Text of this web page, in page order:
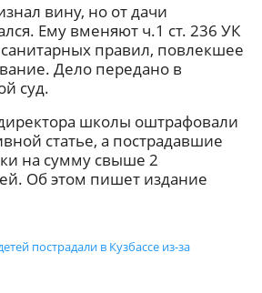
вину, но от дачи
Ему вменяют ч.1 ст. 236 УК
правил, повлекшее
Дело передано в
суд.
школы оштрафовали
статье, а пострадавшие
на сумму свыше 2
Об этом пишет издание
пострадали в Кузбассе из-за